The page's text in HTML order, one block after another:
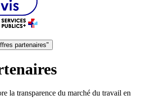
partenaires"
la transparence du marché du travail en